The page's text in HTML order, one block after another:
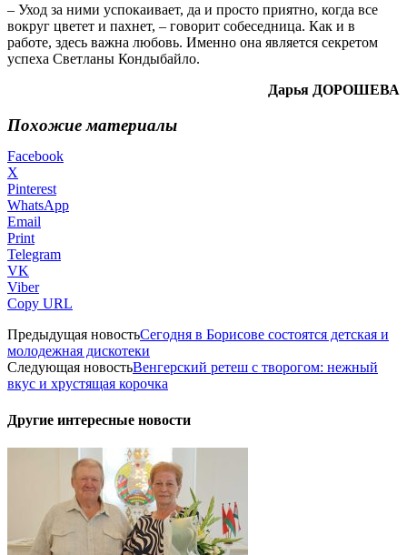
– Уход за ними успокаивает, да и просто приятно, когда все
вокруг цветет и пахнет, – говорит собеседница. Как и в
работе, здесь важна любовь. Именно она является секретом
успеха Светланы Кондыбайло.
Дарья ДОРОШЕВА
Похожие материалы
Facebook
X
Pinterest
WhatsApp
Email
Print
Telegram
VK
Viber
Copy URL
Предыдущая новостьСегодня в Борисове состоятся детская и
молодежная дискотеки
Следующая новостьВенгерский ретеш с творогом: нежный
вкус и хрустящая корочка
Другие интересные новости